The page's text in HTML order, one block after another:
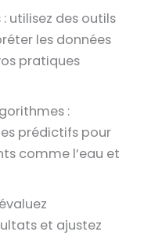
utilisez des outils
les données
pratiques
:
prédictifs pour
comme l’eau et
et ajustez